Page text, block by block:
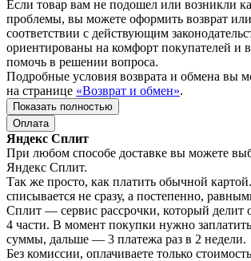
Если товар вам не подошел или возникли
проблемы, вы можете оформить возврат
соответствии с действующим
ориентированы на комфорт покупателей и
помочь в решении вопроса.
Подробные условия возврата и обмена вы
на странице «Возврат и обмен».
Показать полностью
Оплата
Яндекс Сплит
При любом способе доставке вы можете
Яндекс Сплит.
Так же просто, как платить обычной
списывается не сразу, а постепенно,
Сплит — сервис рассрочки, который делит
4 части. В момент покупки нужно
суммы, дальше — 3 платежа раз в 2 недели.
Без комиссии, оплачиваете только стоимость